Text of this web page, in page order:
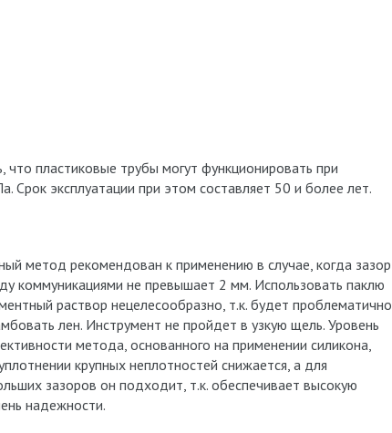
пластиковые трубы могут функционировать при
Срок эксплуатации при этом составляет 50 и более лет.
метод рекомендован к применению в случае, когда зазор
коммуникациями не превышает 2 мм. Использовать паклю
раствор нецелесообразно, т.к. будет проблематично
лен. Инструмент не пройдет в узкую щель. Уровень
метода, основанного на применении силикона,
крупных неплотностей снижается, а для
зазоров он подходит, т.к. обеспечивает высокую
надежности.